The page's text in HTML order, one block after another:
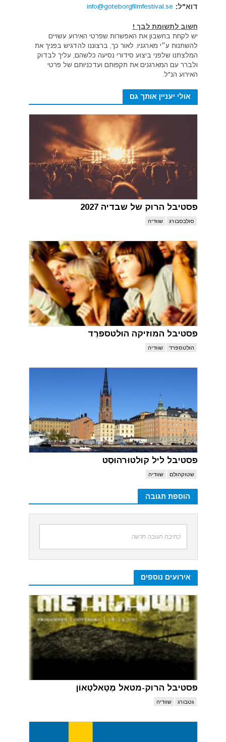
דוא"ל: info@goteborgfilmfestival.se
חשוב לתשומת לבך !
יש לקחת בחשבון את האפשרות שפרטי האירוע עשויים
להשתנות ע״י מארגניו. לאור כך, ברצוננו להדגיש בפניך את
המלצתנו שלפני ביצוע סידורי נסיעה כלשהם, עליך לבדוק
ולברר עם המארגנים את תקפותם ועדכניותם של פרטי
האירוע הנ"ל.
אולי יעניין אותך גם
פסטיבל הרוק של שבדיה 2027
סולבסבורג שוודיה
פסטיבל המוזיקה הוּלטספרֶד
הולטספרד שוודיה
פסטיבל ליל קוּלטוּרהוּסֶט
שטוקהולם שוודיה
הוספת תגובה
כתיבת תגובה חדשה
אירועים נוספים
פסטיבל הרוק-מטאל מֶטָאלטָאוֹן
גטבורג שוודיה